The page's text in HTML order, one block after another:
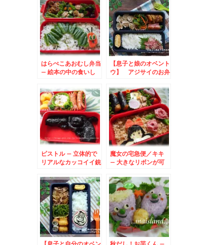
はらぺこあおむし弁当
– 絵本の中の食いし
【息子と娘のオベント
ウ】 アジサイのお弁
ピストル – 立体的で
リアルなカッコイイ銃
魔女の宅急便／キキ
– 大きなリボンが可